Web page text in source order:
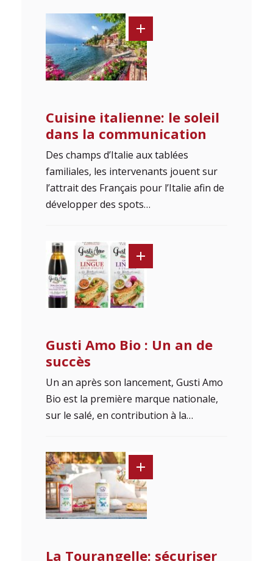
Cuisine italienne: le soleil
dans la communication
Des champs d’Italie aux tablées
familiales, les intervenants jouent sur
l’attrait des Français pour l’Italie afin de
développer des spots…
Gusti Amo Bio : Un an de
succès
Un an après son lancement, Gusti Amo
Bio est la première marque nationale,
sur le salé, en contribution à la…
La Tourangelle: sécuriser